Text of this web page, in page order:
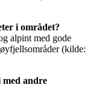
i området?
alpint med gode
(kilde:
med andre